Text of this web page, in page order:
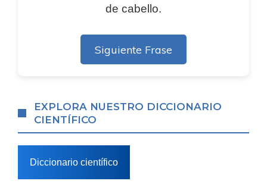
de cabello.
Siguiente Frase
EXPLORA NUESTRO DICCIONARIO
CIENTÍFICO
Diccionario científico